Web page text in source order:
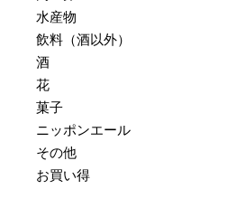
水産物
飲料（酒以外）
酒
花
菓子
ニッポンエール
その他
お買い得